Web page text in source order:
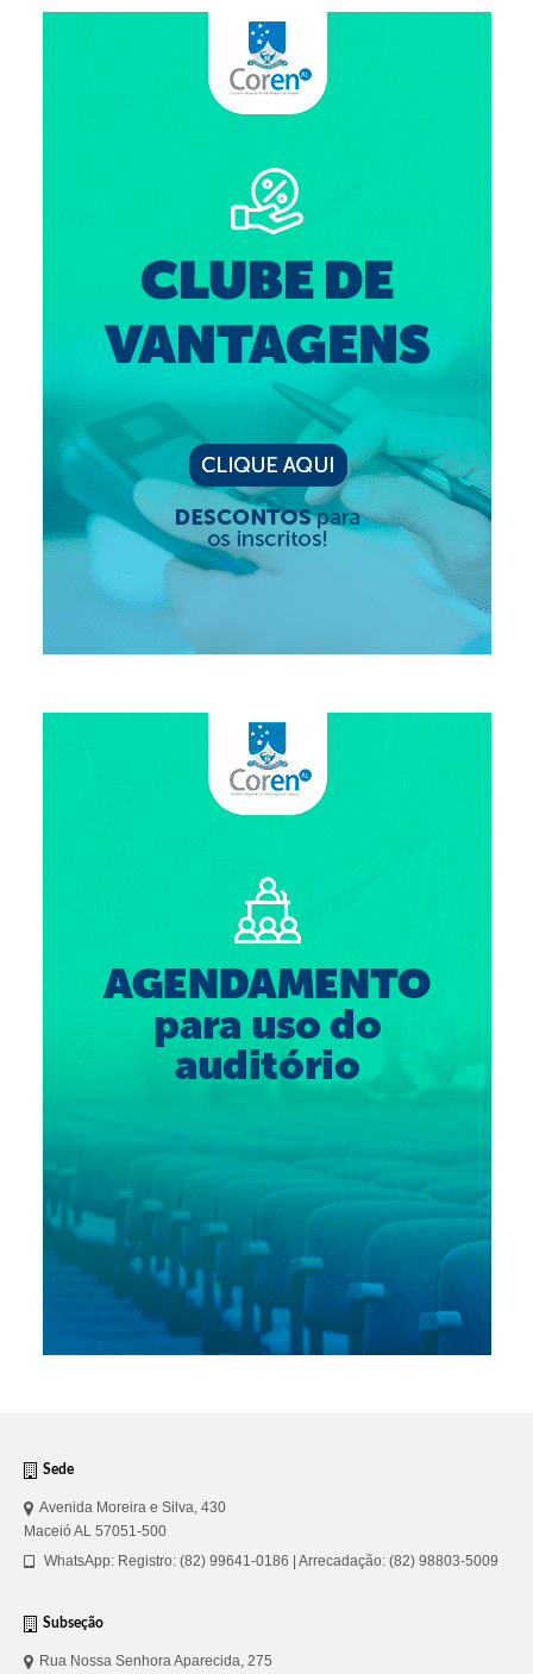
Suspensão do Exercício Profissional
Procedimento para registro
Clube de Vantagens
Valores dos serviços
Reserva de auditório
Ouvidoria
Contatos
Fale Conosco
Sede
Avenida Moreira e Silva, 430
Maceió AL 57051-500
WhatsApp: Registro: (82) 99641-0186 | Arrecadação: (82) 98803-5009
Subseção
Rua Nossa Senhora Aparecida, 275